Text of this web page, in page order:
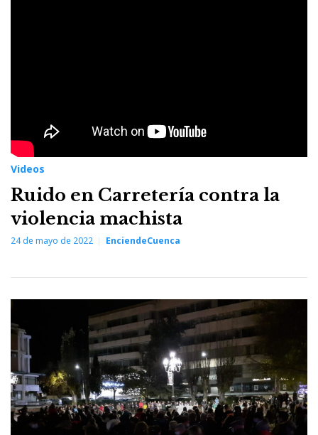
Videos
Ruido en Carretería contra la
violencia machista
24 de mayo de 2022 EnciendeCuenca